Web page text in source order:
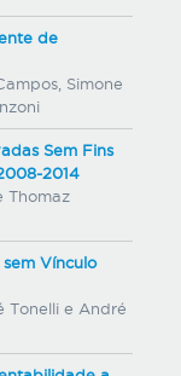
de
Simone
Sem Fins
2014
Thomaz
Vínculo
Tonelli e André